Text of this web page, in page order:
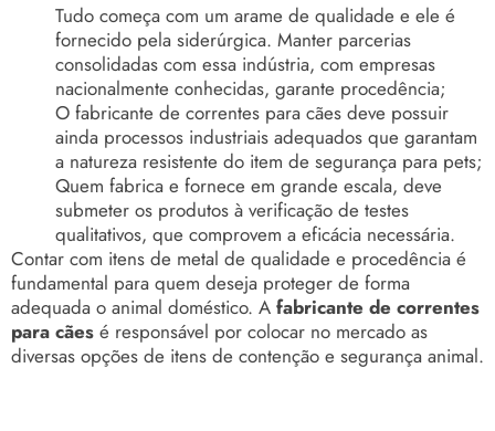
Tudo começa com um arame de qualidade e ele é
fornecido pela siderúrgica. Manter parcerias
consolidadas com essa indústria, com empresas
nacionalmente conhecidas, garante procedência;
O fabricante de correntes para cães deve possuir
ainda processos industriais adequados que garantam
a natureza resistente do item de segurança para pets;
Quem fabrica e fornece em grande escala, deve
submeter os produtos à verificação de testes
qualitativos, que comprovem a eficácia necessária.
Contar com itens de metal de qualidade e procedência é
fundamental para quem deseja proteger de forma
adequada o animal doméstico. A fabricante de correntes
para cães é responsável por colocar no mercado as
diversas opções de itens de contenção e segurança animal.